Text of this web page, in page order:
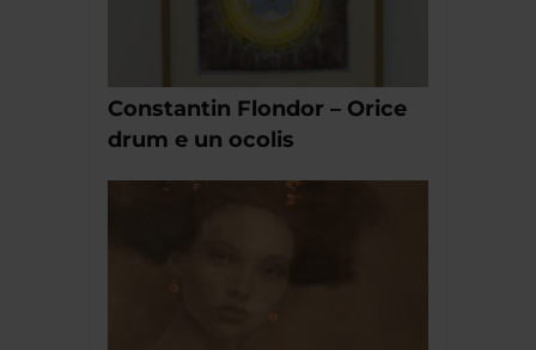
Constantin Flondor – Orice
drum e un ocolis